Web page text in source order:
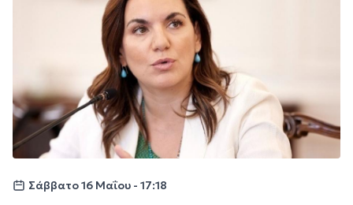
Σάββατο 16 Μαΐου - 17:18